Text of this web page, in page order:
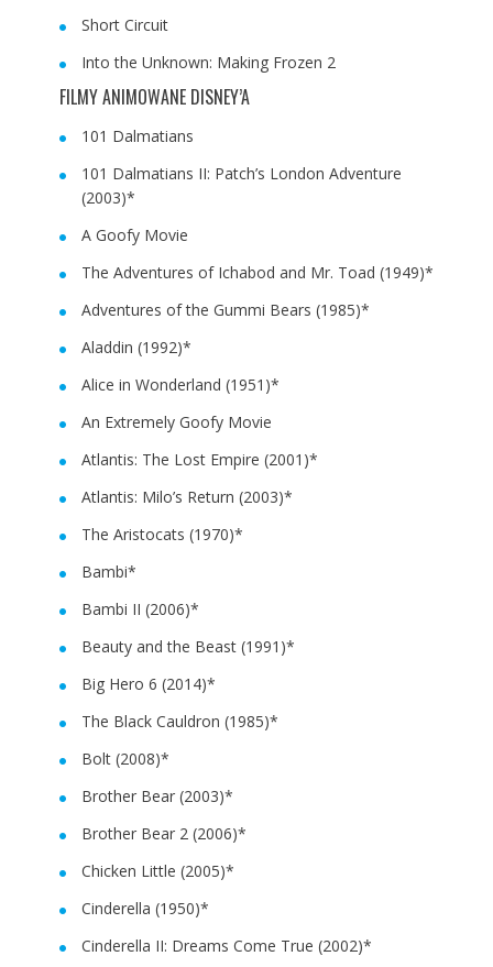
Short Circuit
Into the Unknown: Making Frozen 2
FILMY ANIMOWANE DISNEY’A
101 Dalmatians
101 Dalmatians II: Patch’s London Adventure
(2003)*
A Goofy Movie
The Adventures of Ichabod and Mr. Toad (1949)*
Adventures of the Gummi Bears (1985)*
Aladdin (1992)*
Alice in Wonderland (1951)*
An Extremely Goofy Movie
Atlantis: The Lost Empire (2001)*
Atlantis: Milo’s Return (2003)*
The Aristocats (1970)*
Bambi*
Bambi II (2006)*
Beauty and the Beast (1991)*
Big Hero 6 (2014)*
The Black Cauldron (1985)*
Bolt (2008)*
Brother Bear (2003)*
Brother Bear 2 (2006)*
Chicken Little (2005)*
Cinderella (1950)*
Cinderella II: Dreams Come True (2002)*